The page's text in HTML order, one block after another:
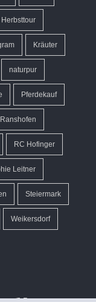
Herbsttour
Kräuter
naturpur
Pferdekauf
Ranshofen
RC Hofinger
Leitner
Steiermark
Weikersdorf